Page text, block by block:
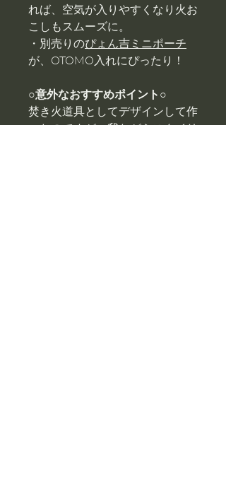
れば、空気が入りやすくなり火お
こしもスムーズに。
・別売りのぴょん吉ミニポーチ
が、OTOMO入れにぴったり！
○意外なおすすめポイント○
焚き火道具としてデザインして作
ったのですが、我ながらスタイリ